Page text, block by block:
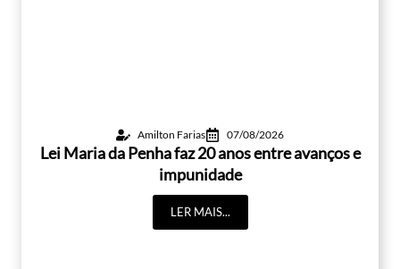
Amilton Farias 07/08/2026
Lei Maria da Penha faz 20 anos entre avanços e
impunidade
LER MAIS...